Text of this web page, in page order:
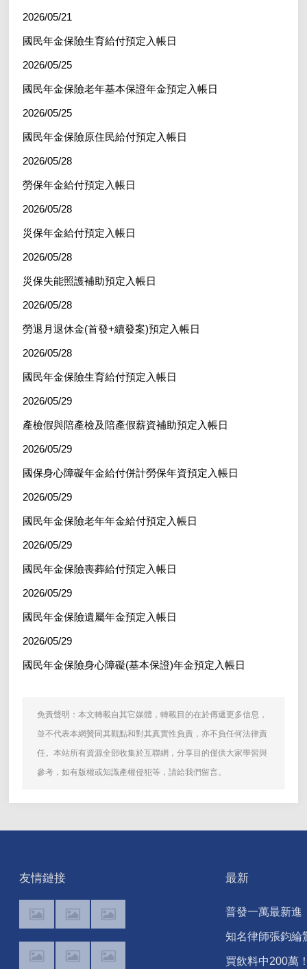
2026/05/21
國民年金保險生育給付預定入帳日
2026/05/25
國民年金保險老年基本保證年金預定入帳日
2026/05/25
國民年金保險原住民給付預定入帳日
2026/05/28
勞保年金給付預定入帳日
2026/05/28
災保年金給付預定入帳日
2026/05/28
災保失能照護補助預定入帳日
2026/05/28
勞退月退休金(首發+續發案)預定入帳日
2026/05/28
國民年金保險生育給付預定入帳日
2026/05/29
產檢假與陪產檢及陪產假薪資補助預定入帳日
2026/05/29
國保身心障礙年金給付併計勞保年資預定入帳日
2026/05/29
國民年金保險老年年金給付預定入帳日
2026/05/29
國民年金保險喪葬給付預定入帳日
2026/05/29
國民年金保險遺屬年金預定入帳日
2026/05/29
國民年金保險身心障礙(基本保證)年金預定入帳日
免責聲明：本文轉載自其它媒體，轉載目的在於傳遞更多信息，
並不代表本網贊同其觀點和對其真實性負責，亦不負任何法律責
任。本站所有資源全部收集於互聯網，分享目的僅供大家學習與
參考，如有版權或知識產權侵犯等，請給我們留言。
友情鏈接 最新
普發一萬最新進
度！法案卡立院
鄉鎮自辦最高領
知名律師張鈞綸
傳離世 享壽62歲
買飲料中200萬